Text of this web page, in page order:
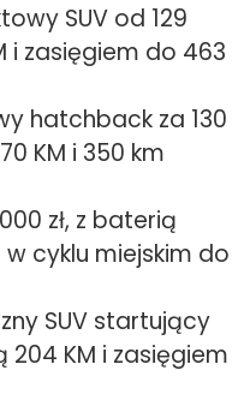
SUV od 129
i zasięgiem do 463
hatchback za 130
KM i 350 km
zł, z baterią
cyklu miejskim do
SUV startujący
204 KM i zasięgiem